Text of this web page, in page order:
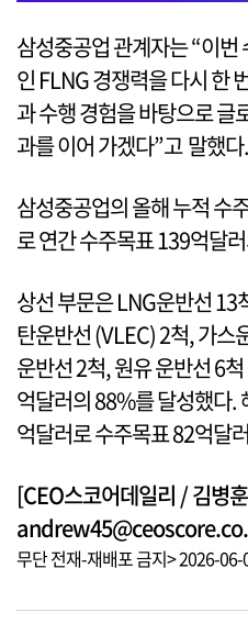
삼성중공업 관계자는 “이
인 FLNG 경쟁력을 다시 한
과 수행 경험을 바탕으로 글
과를 이어 가겠다”고 말했다.
삼성중공업의 올해 누적 수
로 연간 수주목표 139억달
상선 부문은 LNG운반선
탄운반선 (VLEC) 2척, 가스
운반선 2척, 원유 운반선 6
억달러의 88%를 달성했다.
억달러로 수주목표 82억달
[CEO스코어데일리 / 김병
무단 전재-재배포 금지> 2026-